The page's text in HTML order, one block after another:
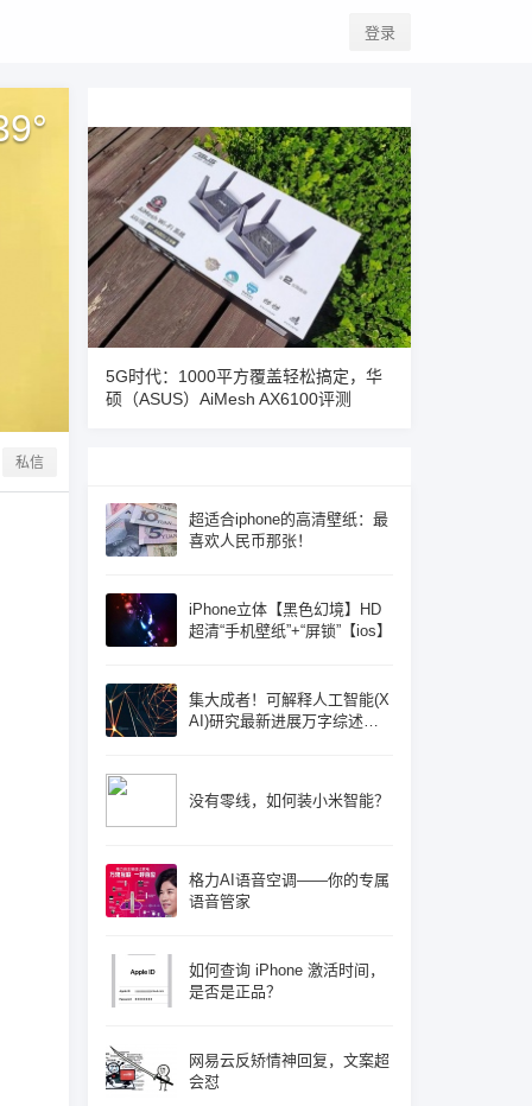
登录
°
私信
5G时代：1000平方覆盖轻松搞定，华
硕（ASUS）AiMesh AX6100评测
超适合iphone的高清壁纸：最
喜欢人民币那张！
iPhone立体【黑色幻境】HD
超清“手机壁纸”+“屏锁”【ios】
集大成者！可解释人工智能(X
AI)研究最新进展万字综述论
没有零线，如何装小米智能？
格力AI语音空调——你的专属
语音管家
如何查询 iPhone 激活时间，
是否是正品？
网易云反矫情神回复，文案超
会怼